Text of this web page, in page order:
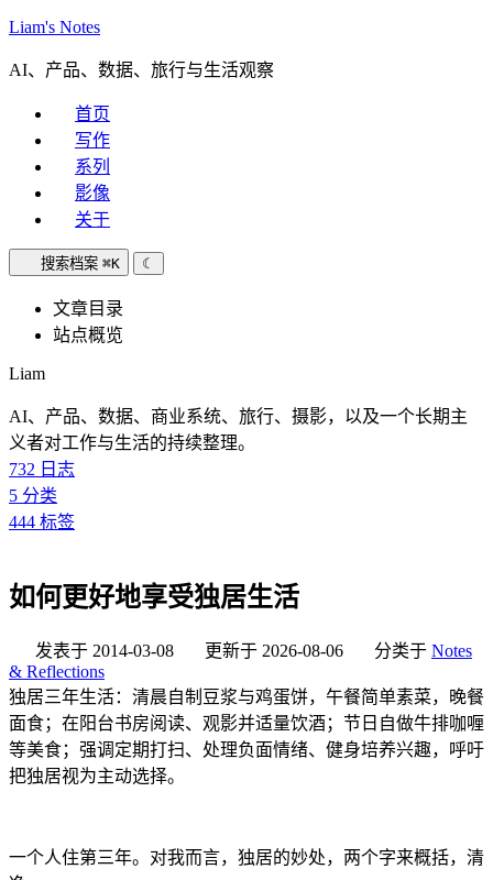
Liam's Notes
AI、产品、数据、旅行与生活观察
首页
写作
系列
影像
关于
搜索档案 ⌘K ☾
文章目录
站点概览
Liam
AI、产品、数据、商业系统、旅行、摄影，以及一个长期主
义者对工作与生活的持续整理。
732 日志
5 分类
444 标签
如何更好地享受独居生活
发表于 2014-03-08 更新于 2026-08-06 分类于 Notes
& Reflections
独居三年生活：清晨自制豆浆与鸡蛋饼，午餐简单素菜，晚餐
面食；在阳台书房阅读、观影并适量饮酒；节日自做牛排咖喱
等美食；强调定期打扫、处理负面情绪、健身培养兴趣，呼吁
把独居视为主动选择。
一个人住第三年。对我而言，独居的妙处，两个字来概括，清